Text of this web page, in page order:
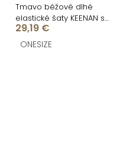
Tmavo béžové dlhé
elastické šaty KEENAN s
holým chrbtom
29,19 €
ONESIZE